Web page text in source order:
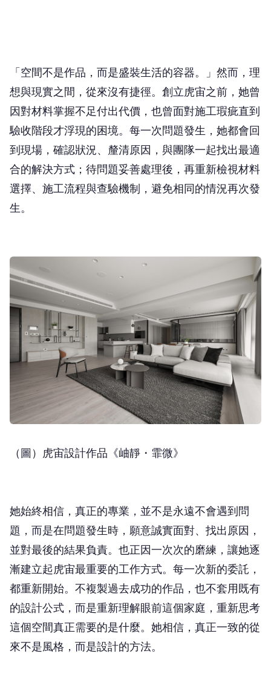
因對材料掌握不足付出代價，也曾面對施工瑕疵直到
驗收階段才浮現的困境。每一次問題發生，她都會回
到現場，確認狀況、釐清原因，與團隊一起找出最適
合的解決方式；待問題妥善處理後，再重新檢視材料
選擇、施工流程與查驗機制，避免相同的情況再次發
生。
（圖）虎宙設計作品《岫靜・霏微》
並對最後的結果負責。也正因一次次的磨練，讓她逐
漸建立起虎宙最重要的工作方式。每一次新的委託，
都重新開始。不複製過去成功的作品，也不套用既有
的設計公式，而是重新理解眼前這個家庭，重新思考
這個空間真正需要的是什麼。她相信，真正一致的從
來不是風格，而是設計的方法。